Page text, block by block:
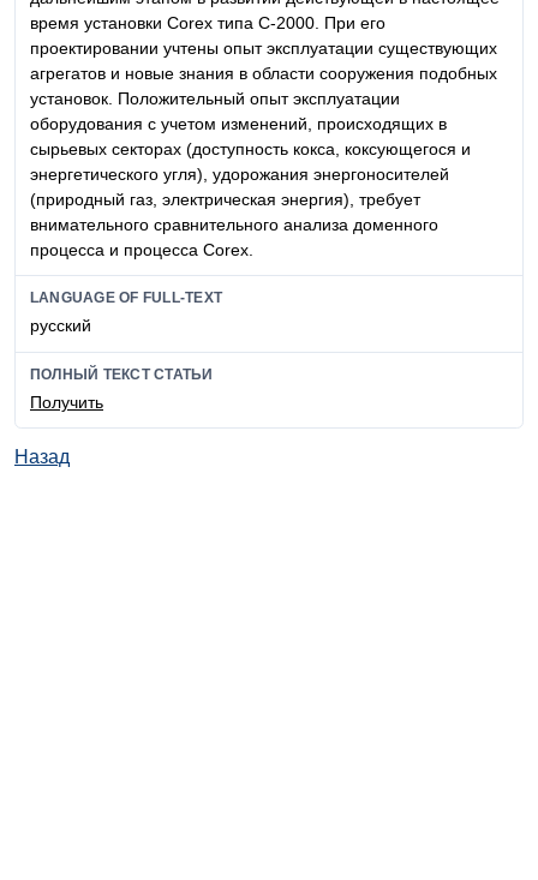
время установки Corex типа С-2000. При его
проектировании учтены опыт эксплуатации существующих
агрегатов и новые знания в области сооружения подобных
установок. Положительный опыт эксплуатации
оборудования с учетом изменений, происходящих в
сырьевых секторах (доступность кокса, коксующегося и
энергетического угля), удорожания энергоносителей
(природный газ, электрическая энергия), требует
внимательного сравнительного анализа доменного
процесса и процесса Corex.
LANGUAGE OF FULL-TEXT
русский
ПОЛНЫЙ ТЕКСТ СТАТЬИ
Получить
Назад